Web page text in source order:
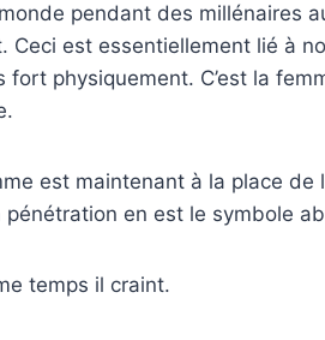
pendant des millénaires
Ceci est essentiellement lié à
fort physiquement. C’est la
est maintenant à la place de
en est le symbole
temps il craint.